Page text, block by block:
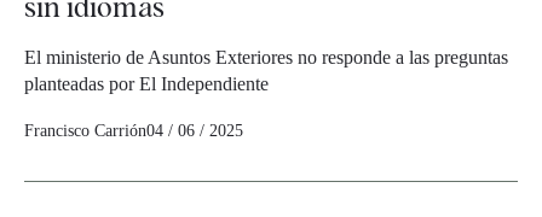
El ministerio de Asuntos Exteriores no responde a las preguntas
planteadas por El Independiente
Francisco Carrión04 / 06 / 2025